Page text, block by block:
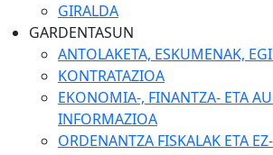
GIRALDA
GARDENTASUN
ANTOLAKETA, ESKUMENAK,
KONTRATAZIOA
EKONOMIA-, FINANTZA- ETA
INFORMAZIOA
ORDENANTZA FISKALAK ETA